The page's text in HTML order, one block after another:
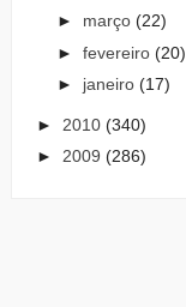
► março (22)
► fevereiro (20)
► janeiro (17)
► 2010 (340)
► 2009 (286)